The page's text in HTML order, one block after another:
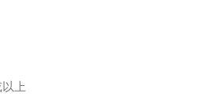
上